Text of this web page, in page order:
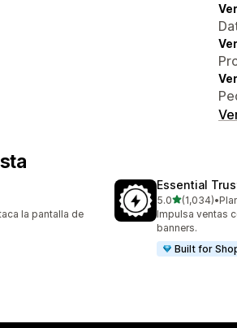
la pantalla de
Essential
5.0de 5 estrellas
(1,034)
1034 reseñas en
•
Impulsa ventas
banners.
Built for